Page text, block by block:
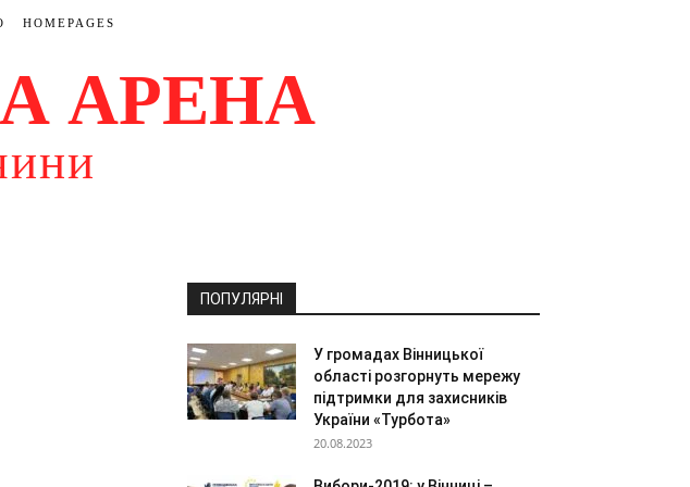
HOMEPAGES
АРЕНА
ПОПУЛЯРНІ
У громадах Вінницької
області розгорнуть мережу
підтримки для захисників
України «Турбота»
20.08.2023